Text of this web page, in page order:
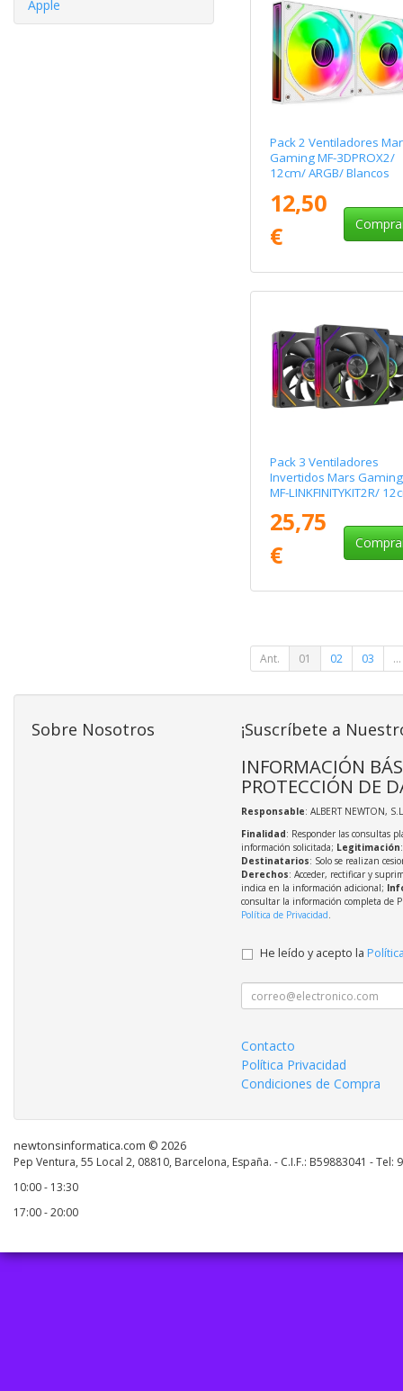
Apple
Pack 2 Ventiladores
Gaming MF-3DPROX2/
12cm/ ARGB/ Blancos
12,50
€
Pack 3 Ventiladores
Invertidos Mars Gaming
MF-LINKFINITYKIT2R/
25,75
€
Ant. 01 02 03 ...
Sobre Nosotros ¡Suscríbete a
INFORMACIÓN
PROTECCIÓN DE
Responsable: ALBERT NEWTON,
Finalidad: Responder las consultas
información solicitada; Legitimación
Destinatarios: Solo se realizan
Derechos: Acceder, rectificar y
indica en la información adicional;
consultar la información completa de
Política de Privacidad.
He leído y acepto la
Contacto
Política Privacidad
Condiciones de Compra
newtonsinformatica.com © 2026
Pep Ventura, 55 Local 2, 08810, Barcelona, España. - C.I.F.: B59883041 - Tel:
10:00 - 13:30
17:00 - 20:00